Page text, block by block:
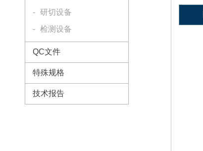
研切设备
检测设备
QC文件
特殊规格
技术报告